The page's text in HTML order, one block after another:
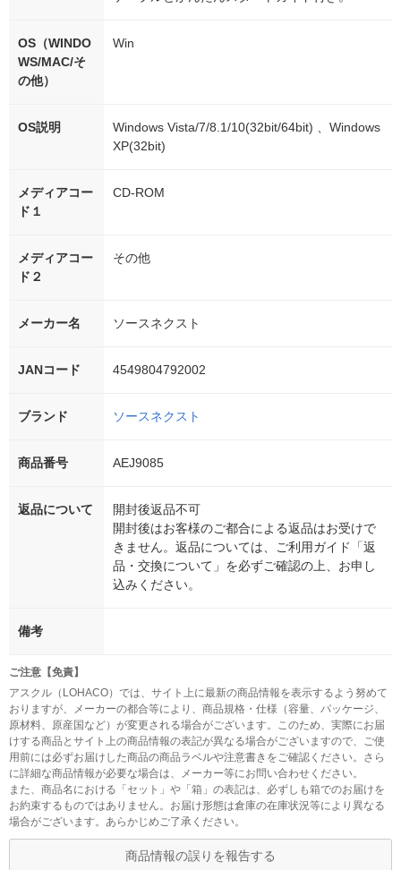
OS（WINDO
WS/MAC/そ
の他）
Win
OS説明
Windows Vista/7/8.1/10(32bit/64bit) 、Windows
XP(32bit)
メディアコー
ド１
CD-ROM
メディアコー
ド２
その他
メーカー名 ソースネクスト
JANコード 4549804792002
ブランド ソースネクスト
商品番号 AEJ9085
返品について
開封後返品不可
開封後はお客様のご都合による返品はお受けで
きません。返品については、ご利用ガイド「返
品・交換について」を必ずご確認の上、お申し
込みください。
備考
ご注意【免責】
アスクル（LOHACO）では、サイト上に最新の商品情報を表示するよう努めて
おりますが、メーカーの都合等により、商品規格・仕様（容量、パッケージ、
原材料、原産国など）が変更される場合がございます。このため、実際にお届
けする商品とサイト上の商品情報の表記が異なる場合がございますので、ご使
用前には必ずお届けした商品の商品ラベルや注意書きをご確認ください。さら
に詳細な商品情報が必要な場合は、メーカー等にお問い合わせください。
また、商品名における「セット」や「箱」の表記は、必ずしも箱でのお届けを
お約束するものではありません。お届け形態は倉庫の在庫状況等により異なる
場合がございます。あらかじめご了承ください。
商品情報の誤りを報告する